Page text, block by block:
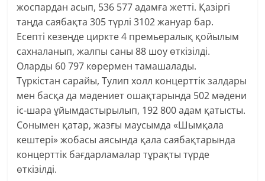
жоспардан асып, 536 577 адамға жетті. Қазіргі
таңда саябақта 305 түрлі 3102 жануар бар.
Есепті кезеңде циркте 4 премьералық қойылым
сахналанып, жалпы саны 88 шоу өткізілді.
Оларды 60 797 көрермен тамашалады.
Түркістан сарайы, Тулип холл концерттік залдары
мен басқа да мәдениет ошақтарында 502 мәдени
іс-шара ұйымдастырылып, 192 800 адам қатысты.
Сонымен қатар, жазғы маусымда «Шымқала
кештері» жобасы аясында қала саябақтарында
концерттік бағдарламалар тұрақты түрде
өткізілді.